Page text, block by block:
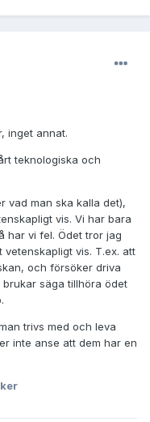
inget annat.
teknologiska och
vad man ska kalla det),
vis. Vi har bara
har vi fel. Ödet tror jag
vis. T.ex. att
och försöker driva
säga tillhöra ödet
trivs med och leva
inte anse att dem har en